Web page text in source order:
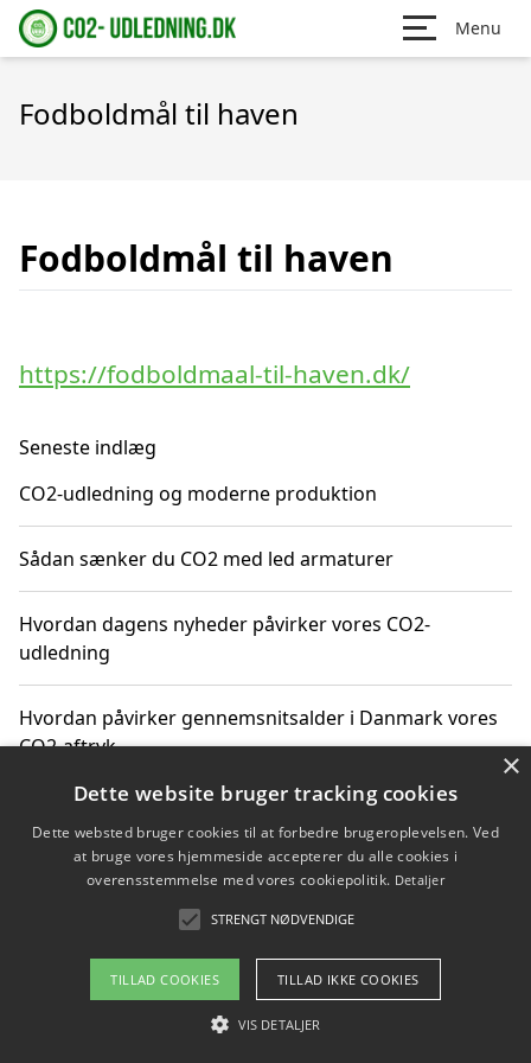
Menu
Fodboldmål til haven
Fodboldmål til haven
https://fodboldmaal-til-haven.dk/
Seneste indlæg
CO2-udledning og moderne produktion
Sådan sænker du CO2 med led armaturer
Hvordan dagens nyheder påvirker vores CO2-
udledning
Hvordan påvirker gennemsnitsalder i Danmark vores
CO2-aftryk
Hvordan nyheder om CO2-udledning påvirker vores
hverdag
Om / kontakt
Blog Betingelser
×
Dette website bruger tracking cookies
Dette websted bruger cookies til at forbedre brugeroplevelsen. Ved
at bruge vores hjemmeside accepterer du alle cookies i
overensstemmelse med vores cookiepolitik. Detaljer
STRENGT NØDVENDIGE
TILLAD COOKIES TILLAD IKKE COOKIES
VIS DETALJER